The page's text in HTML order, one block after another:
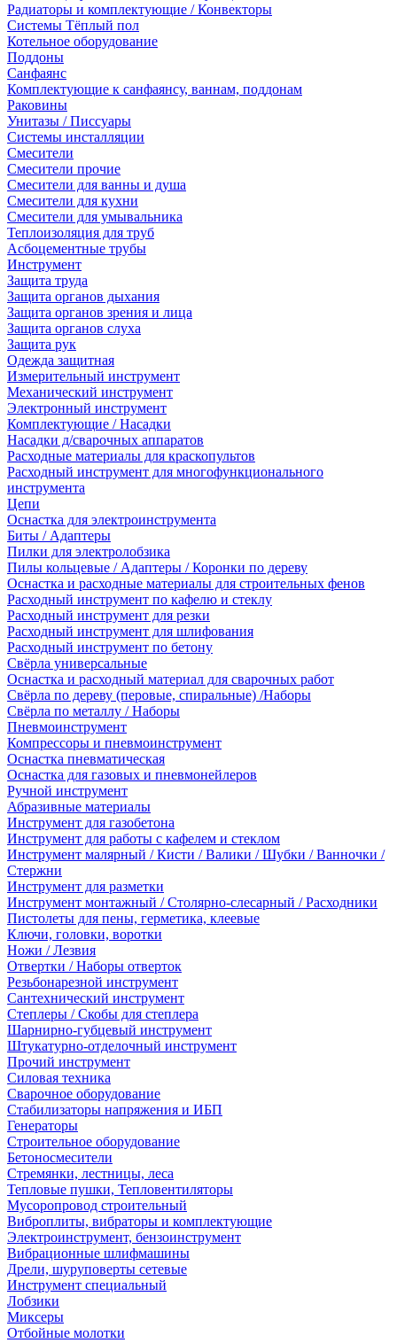
Радиаторы и комплектующие / Конвекторы
Системы Тёплый пол
Котельное оборудование
Поддоны
Санфаянс
Комплектующие к санфаянсу, ваннам, поддонам
Раковины
Унитазы / Писсуары
Системы инсталляции
Смесители
Смесители прочие
Смесители для ванны и душа
Смесители для кухни
Смесители для умывальника
Теплоизоляция для труб
Асбоцементные трубы
Инструмент
Защита труда
Защита органов дыхания
Защита органов зрения и лица
Защита органов слуха
Защита рук
Одежда защитная
Измерительный инструмент
Механический инструмент
Электронный инструмент
Комплектующие / Насадки
Насадки д/сварочных аппаратов
Расходные материалы для краскопультов
Расходный инструмент для многофункционального
инструмента
Цепи
Оснастка для электроинструмента
Биты / Адаптеры
Пилки для электролобзика
Пилы кольцевые / Адаптеры / Коронки по дереву
Оснастка и расходные материалы для строительных фенов
Расходный инструмент по кафелю и стеклу
Расходный инструмент для резки
Расходный инструмент для шлифования
Расходный инструмент по бетону
Свёрла универсальные
Оснастка и расходный материал для сварочных работ
Свёрла по дереву (перовые, спиральные) /Наборы
Свёрла по металлу / Наборы
Пневмоинструмент
Компрессоры и пневмоинструмент
Оснастка пневматическая
Оснастка для газовых и пневмонейлеров
Ручной инструмент
Абразивные материалы
Инструмент для газобетона
Инструмент для работы с кафелем и стеклом
Инструмент малярный / Кисти / Валики / Шубки / Ванночки /
Стержни
Инструмент для разметки
Инструмент монтажный / Столярно-слесарный / Расходники
Пистолеты для пены, герметика, клеевые
Ключи, головки, воротки
Ножи / Лезвия
Отвертки / Наборы отверток
Резьбонарезной инструмент
Сантехнический инструмент
Степлеры / Скобы для степлера
Шарнирно-губцевый инструмент
Штукатурно-отделочный инструмент
Прочий инструмент
Силовая техника
Сварочное оборудование
Стабилизаторы напряжения и ИБП
Генераторы
Строительное оборудование
Бетоносмесители
Стремянки, лестницы, леса
Тепловые пушки, Тепловентиляторы
Мусоропровод строительный
Виброплиты, вибраторы и комплектующие
Электроинструмент, бензоинструмент
Вибрационные шлифмашины
Дрели, шуруповерты сетевые
Инструмент специальный
Лобзики
Миксеры
Отбойные молотки